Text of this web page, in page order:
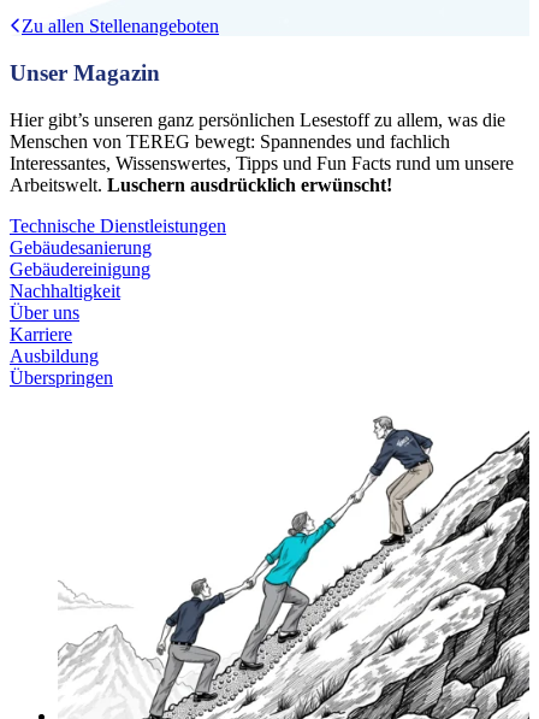
Zu allen Stellenangeboten
Unser Magazin
Hier gibt’s unseren ganz persönlichen Lesestoff zu allem, was die
Menschen von TEREG bewegt: Spannendes und fachlich
Interessantes, Wissenswertes, Tipps und Fun Facts rund um unsere
Arbeitswelt. Luschern ausdrücklich erwünscht!
Technische Dienstleistungen
Gebäudesanierung
Gebäudereinigung
Nachhaltigkeit
Über uns
Karriere
Ausbildung
Überspringen